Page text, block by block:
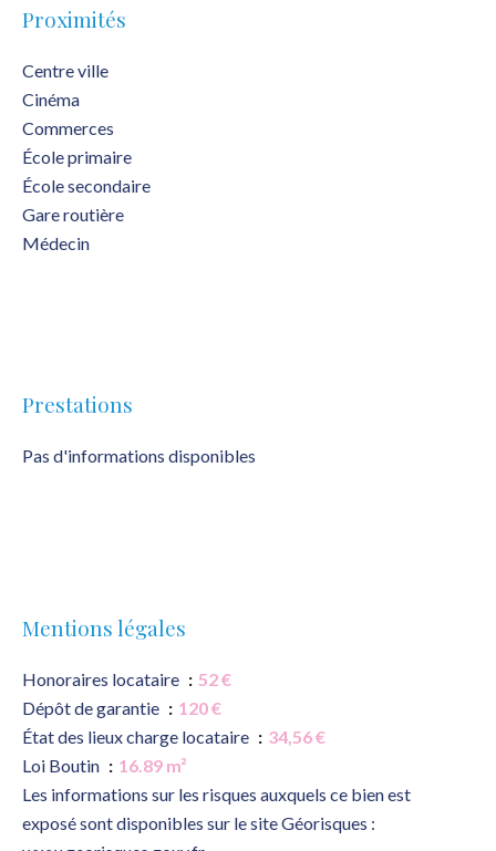
Proximités
Centre ville
Cinéma
Commerces
École primaire
École secondaire
Gare routière
Médecin
Prestations
Pas d'informations disponibles
Mentions légales
Honoraires locataire
52 €
Dépôt de garantie
120 €
État des lieux charge locataire
34,56 €
Loi Boutin
16.89 m²
Les informations sur les risques auxquels ce bien est
exposé sont disponibles sur le site Géorisques :